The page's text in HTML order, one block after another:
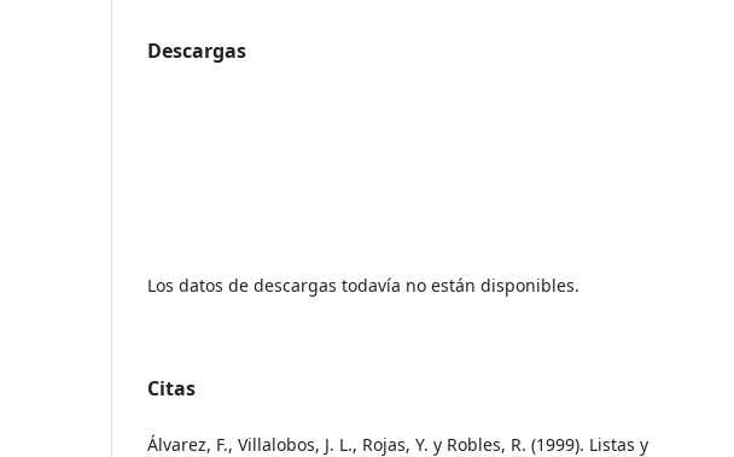
Descargas
Los datos de descargas todavía no están disponibles.
Citas
Álvarez, F., Villalobos, J. L., Rojas, Y. y Robles, R. (1999). Listas y